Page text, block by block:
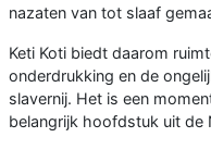
nazaten van tot slaaf
Keti Koti biedt daarom
onderdrukking en de
slavernij. Het is een
belangrijk hoofdstuk uit de